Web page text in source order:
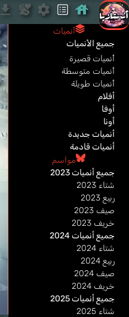
أنميات
جميع الأنميات
أنميات قصيرة
أنميات متوسطة
أنميات طويلة
أفلام
أوفا
أونا
أنميات جديدة
أنميات قادمة
مواسم
جميع أنميات 2023
شتاء 2023
ربيع 2023
صيف 2023
خريف 2023
جميع أنميات 2024
شتاء 2024
ربيع 2024
صيف 2024
خريف 2024
جميع أنميات 2025
شتاء 2025